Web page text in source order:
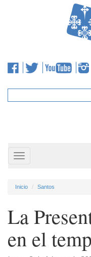
Toggle
navigation
Inicio Santos
La
en el